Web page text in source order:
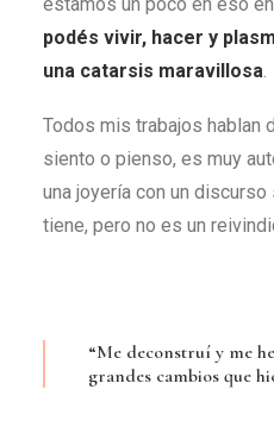
podés vivir, hacer y
una catarsis maravillosa.
Todos mis trabajos hablan
siento o pienso, es muy
una joyería con un
tiene, pero no es un
“Me deconstruí y me
grandes cambios que